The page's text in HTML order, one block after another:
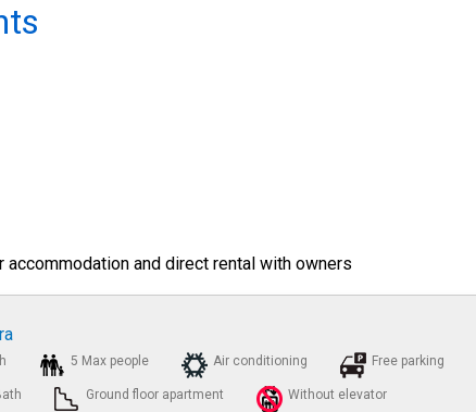
accommodation and direct rental with owners
5 Max people Air conditioning Free parking
Ground floor apartment Without elevator